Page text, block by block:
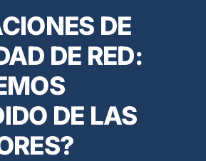
DE
DE RED:
DE LAS